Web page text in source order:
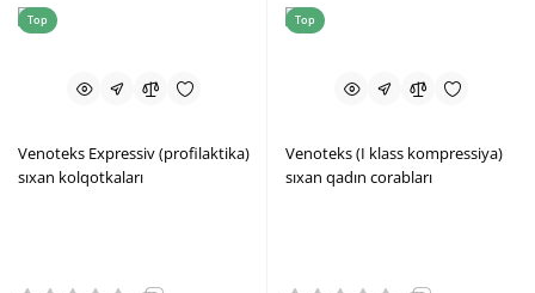
Top
Venoteks Expressiv (profilaktika)
sıxan kolqotkaları
Top
Venoteks (I klass kompressiya)
sıxan qadın corabları